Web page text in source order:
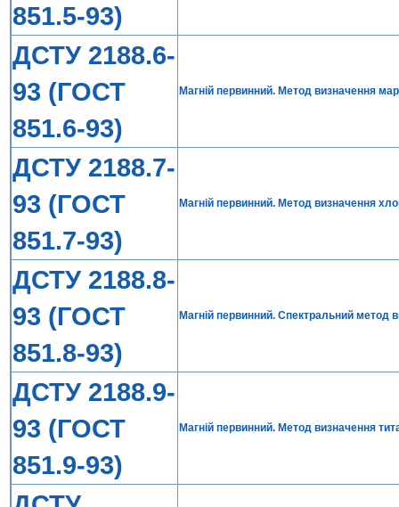
851.5-93)
ДСТУ 2188.6-
93 (ГОСТ
851.6-93)
Магній первинний. Метод визначення
ДСТУ 2188.7-
93 (ГОСТ
851.7-93)
Магній первинний. Метод визначення
ДСТУ 2188.8-
93 (ГОСТ
851.8-93)
Магній первинний. Спектральний метод
ДСТУ 2188.9-
93 (ГОСТ
851.9-93)
Магній первинний. Метод визначення